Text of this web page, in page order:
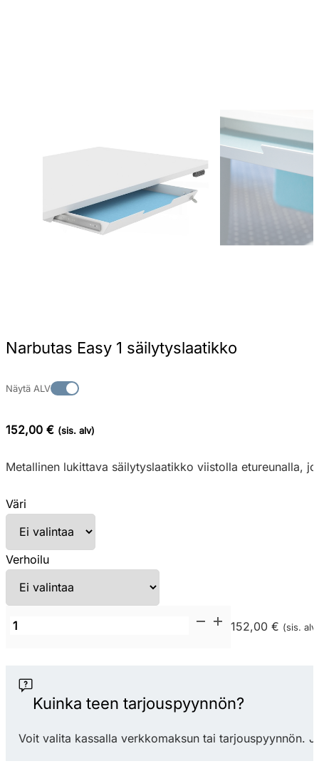
Narbutas Easy 1 säilytyslaatikko
Näytä ALV
152,00 € (sis. alv)
Metallinen lukittava säilytyslaatikko viistolla etureunalla,
Väri
Verhoilu
Narbutas
säilytyslaatikko
määrä
152,00 € (sis. alv)
Kuinka teen tarjouspyynnön?
Voit valita kassalla verkkomaksun tai tarjouspyynnön.